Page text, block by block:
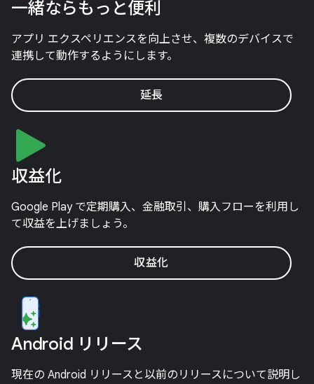
一緒ならもっと便利
アプリ エクスペリエンスを向上させ、複数のデバイスで
連携して動作するようにします。
延長
収益化
Google Play で定期購入、金融取引、購入フローを利用し
て収益を上げましょう。
収益化
Android リリース
現在の Android リリースと以前のリリースについて説明し